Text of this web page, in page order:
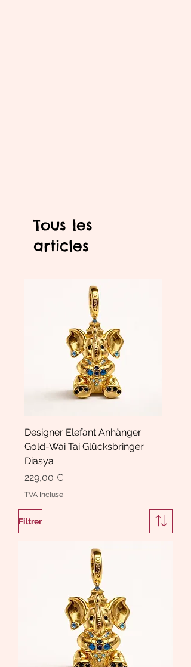
Tous les
articles
Designer Elefant Anhänger
Gold-Wai Tai Glücksbringer
Diasya
Prix
229,00 €
TVA Incluse
Prix
189,00
TVA
Filtrer